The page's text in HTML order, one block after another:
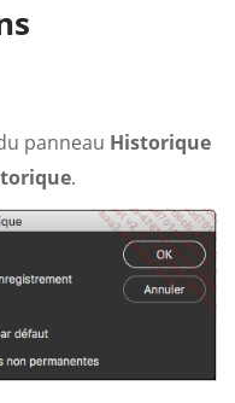
panneau Historique
.